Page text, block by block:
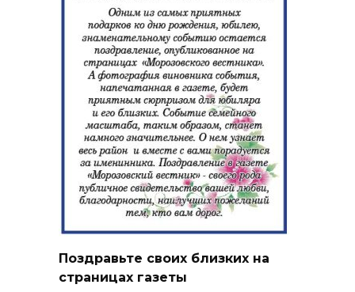
Поздравьте своих близких на
страницах газеты